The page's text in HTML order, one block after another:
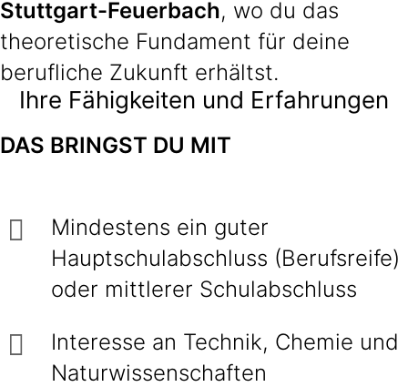
Stuttgart-Feuerbach, wo du das
theoretische Fundament für deine
berufliche Zukunft erhältst.
Ihre Fähigkeiten und Erfahrungen
DAS BRINGST DU MIT
Mindestens ein guter
Hauptschulabschluss (Berufsreife)
oder mittlerer Schulabschluss
Interesse an Technik, Chemie und
Naturwissenschaften